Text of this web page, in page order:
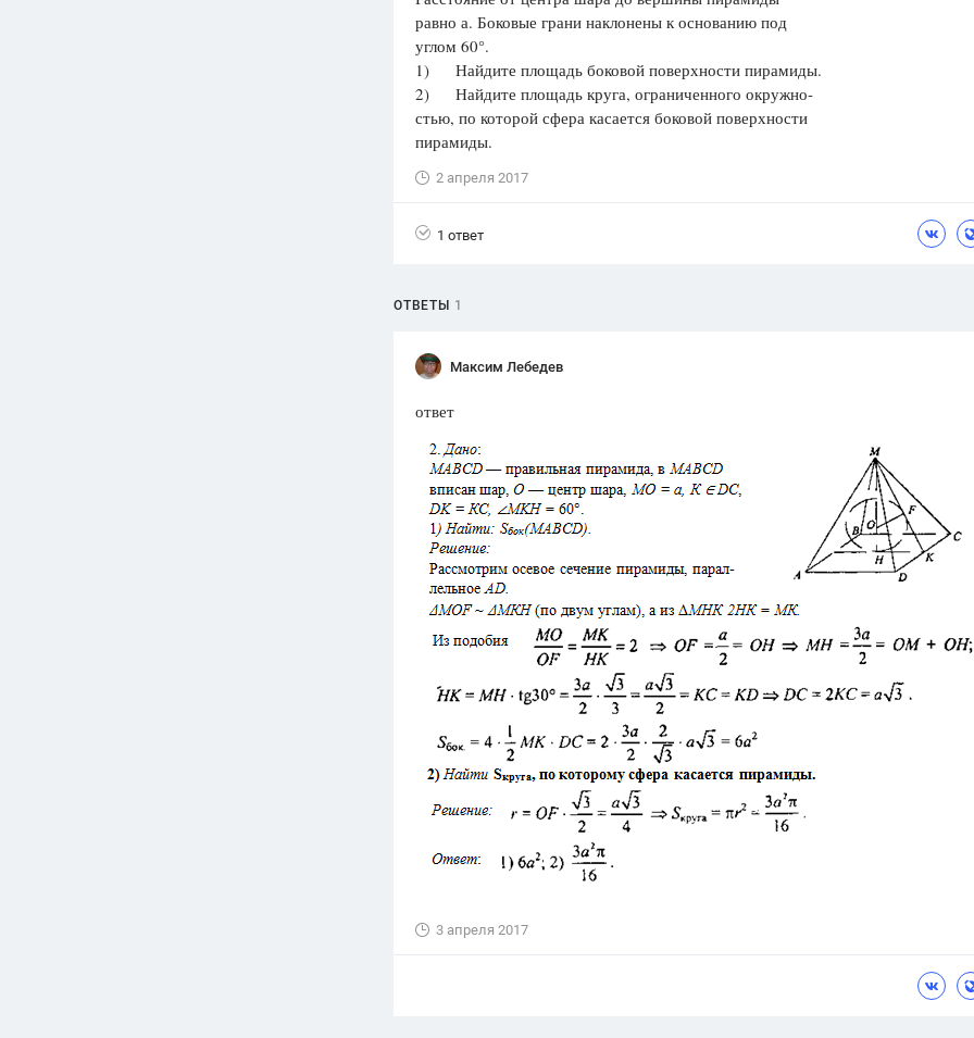
Вузы
1752 ответа
Олимпиады
ответа
1551 ответ
ответов
Цветков Л. А.
Психология
Отношения,
равно а. Боковые грани наклонены к основанию под
углом 60°.
1) Найдите площадь боковой поверхности пирамиды.
2) Найдите площадь круга, ограниченного окружно-
стью, по которой сфера касается боковой поверхности
пирамиды.
2 апреля 2017
1 ответ
ОТВЕТЫ 1
Максим Лебедев
ответ
3 апреля 2017